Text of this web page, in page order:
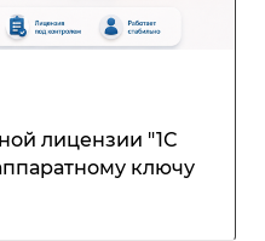
лицензии "1С
ключу